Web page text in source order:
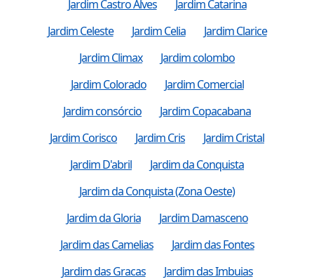
Jardim Castro Alves
Jardim Catarina
Jardim Celeste
Jardim Celia
Jardim Clarice
Jardim Climax
Jardim colombo
Jardim Colorado
Jardim Comercial
Jardim consórcio
Jardim Copacabana
Jardim Corisco
Jardim Cris
Jardim Cristal
Jardim D'abril
Jardim da Conquista
Jardim da Conquista (Zona Oeste)
Jardim da Gloria
Jardim Damasceno
Jardim das Camelias
Jardim das Fontes
Jardim das Gracas
Jardim das Imbuias